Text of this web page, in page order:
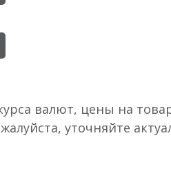
валют, цены на
уточняйте